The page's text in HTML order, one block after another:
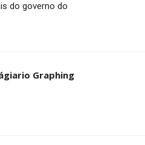
do governo do
Graphing